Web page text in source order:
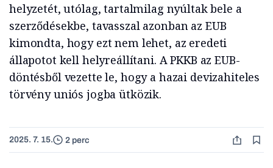
helyzetét, utólag, tartalmilag nyúltak bele a
szerződésekbe, tavasszal azonban az EUB
kimondta, hogy ezt nem lehet, az eredeti
állapotot kell helyreállítani. A PKKB az EUB-
döntésből vezette le, hogy a hazai devizahiteles
törvény uniós jogba ütközik.
2025. 7. 15. 2 perc